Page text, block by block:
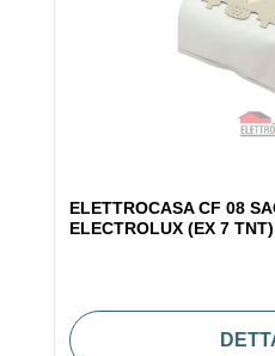
ELETTROCASA CF 08
ELECTROLUX (EX 7 TNT)